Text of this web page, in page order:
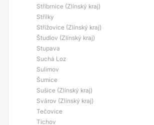
Stříbrnice (Zlínský kraj)
Střílky
Střížovice (Zlínský kraj)
Študlov (Zlínský kraj)
Stupava
Suchá Loz
Sulimov
Šumice
Sušice (Zlínský kraj)
Svárov (Zlínský kraj)
Tečovice
Tichov